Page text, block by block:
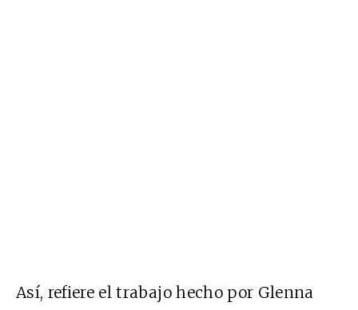
Así, refiere el trabajo hecho por Glenna